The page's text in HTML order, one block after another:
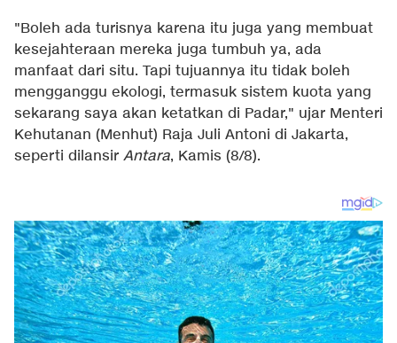
"Boleh ada turisnya karena itu juga yang membuat
kesejahteraan mereka juga tumbuh ya, ada
manfaat dari situ. Tapi tujuannya itu tidak boleh
mengganggu ekologi, termasuk sistem kuota yang
sekarang saya akan ketatkan di Padar," ujar Menteri
Kehutanan (Menhut) Raja Juli Antoni di Jakarta,
seperti dilansir Antara, Kamis (8/8).